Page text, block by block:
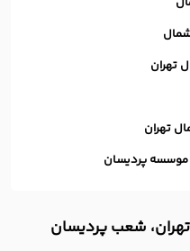
تهران
تهران
موسسه پردیسان
شعب پردیسان